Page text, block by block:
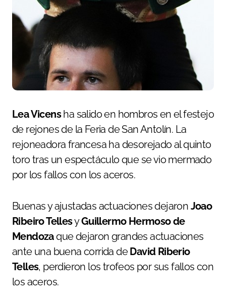
Lea Vicensha salido en hombros en el festejo
de rejones de la Feria de San Antolín. La
rejoneadora francesa ha desorejado al quinto
toro tras un espectáculo que se vio mermado
por los fallos con los aceros.
Buenas y ajustadas actuaciones dejaron Joao
Ribeiro TellesyGuillermo Hermoso de
Mendozaque dejaron grandes actuaciones
ante una buena corrida deDavid Riberio
Telles, perdieron los trofeos por sus fallos con
los aceros.